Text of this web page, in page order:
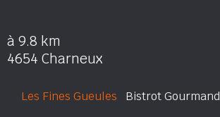
à 9.8 km
4654 Charneux
Les Fines Gueules Bistrot Gourmand